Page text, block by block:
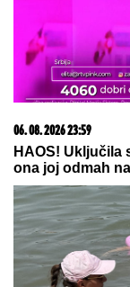
06. 08. 2026 23:59
HAOS! Uključila
ona joj odmah